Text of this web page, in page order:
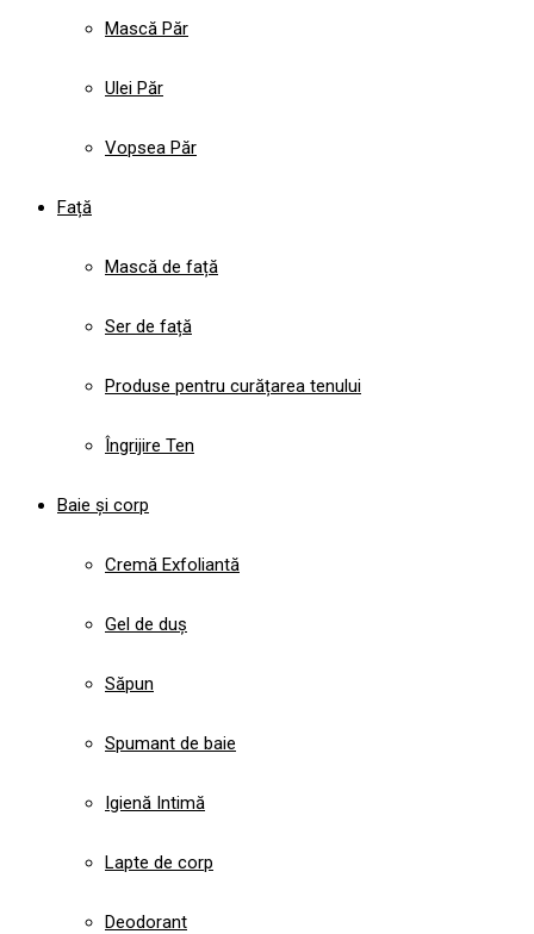
Mască Păr
Ulei Păr
Vopsea Păr
Față
Mască de față
Ser de față
Produse pentru curățarea tenului
Îngrijire Ten
Baie și corp
Cremă Exfoliantă
Gel de duș
Săpun
Spumant de baie
Igienă Intimă
Lapte de corp
Deodorant